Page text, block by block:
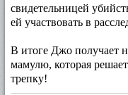
свидетельницей
ей участвовать в
В итоге Джо получает
мамулю, которая
трепку!